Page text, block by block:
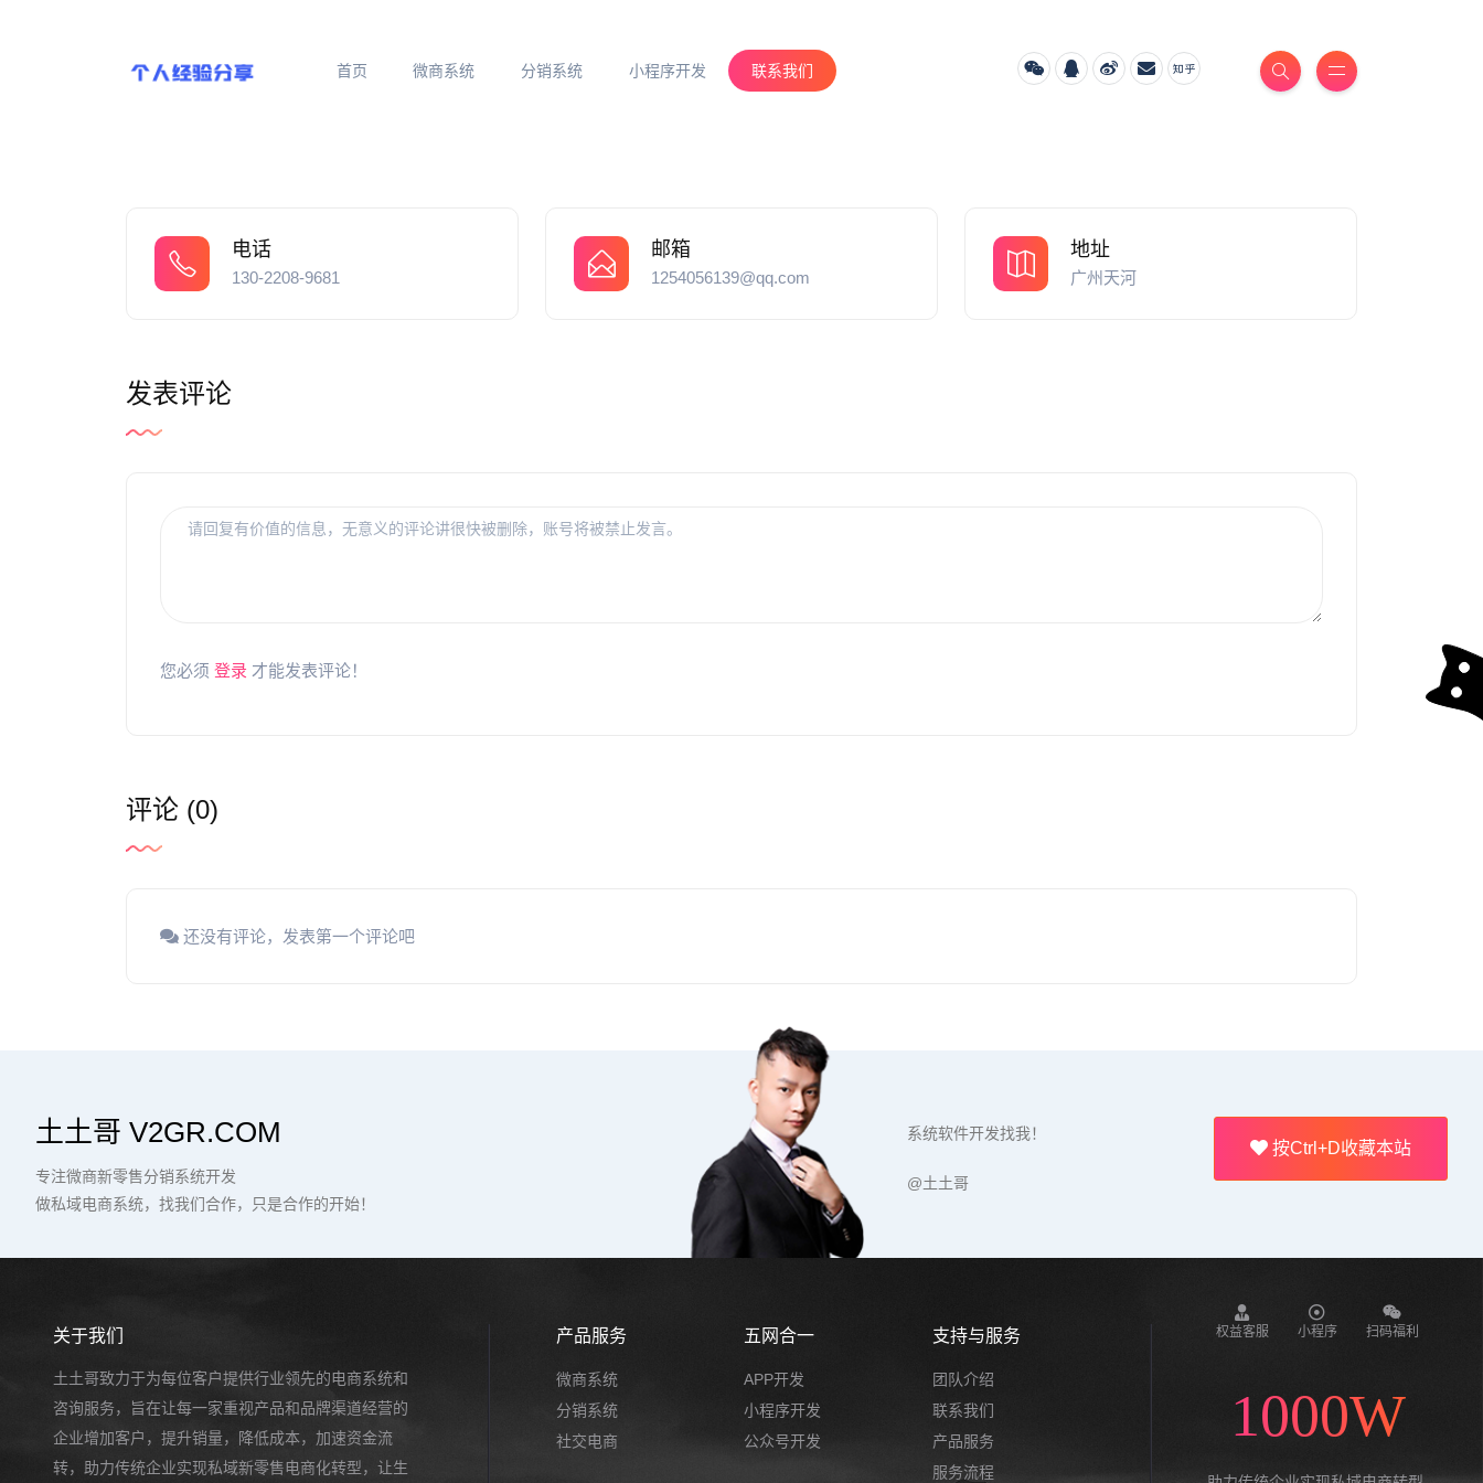
首页 微商系统 分销系统 小程序开发 联系我们
电话
130-2208-9681
邮箱
1254056139@qq.com
地址
广州天河
发表评论
您必须 登录 才能发表评论！
评论 (0)
还没有评论，发表第一个评论吧
土土哥 V2GR.COM
专注微商新零售分销系统开发
做私域电商系统，找我们合作，只是合作的开始！
按Ctrl+D收藏本站
系统软件开发找我！
@土土哥
关于我们
土土哥致力于为每位客户提供行业领先的电商系统和
咨询服务，旨在让每一家重视产品和品牌渠道经营的
企业增加客户，提升销量，降低成本，加速资金流
转，助力传统企业实现私域新零售电商化转型，让生
产品服务
微商系统
分销系统
社交电商
五网合一
APP开发
小程序开发
公众号开发
支持与服务
团队介绍
联系我们
产品服务
服务流程
权益客服 小程序 扫码福利
1000W